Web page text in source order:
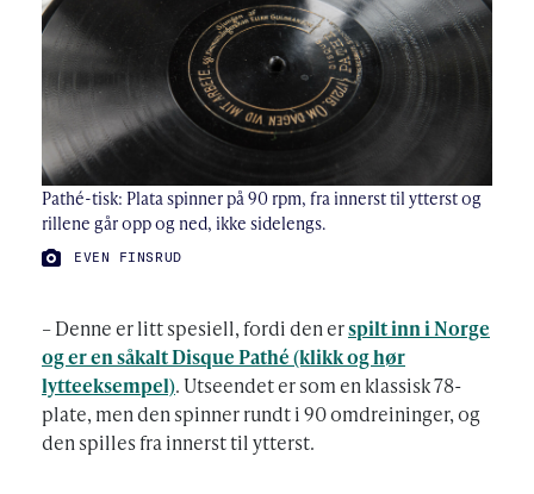
Pathé-tisk: Plata spinner på 90 rpm, fra innerst til ytterst og
rillene går opp og ned, ikke sidelengs.
FOTO:
EVEN FINSRUD
– Denne er litt spesiell, fordi den erspilt inn i Norge
og er en såkalt Disque Pathé(klikk og hør
lytteeksempel). Utseendet er som en klassisk 78-
plate, men den spinner rundt i 90 omdreininger, og
den spilles fra innerst til ytterst.